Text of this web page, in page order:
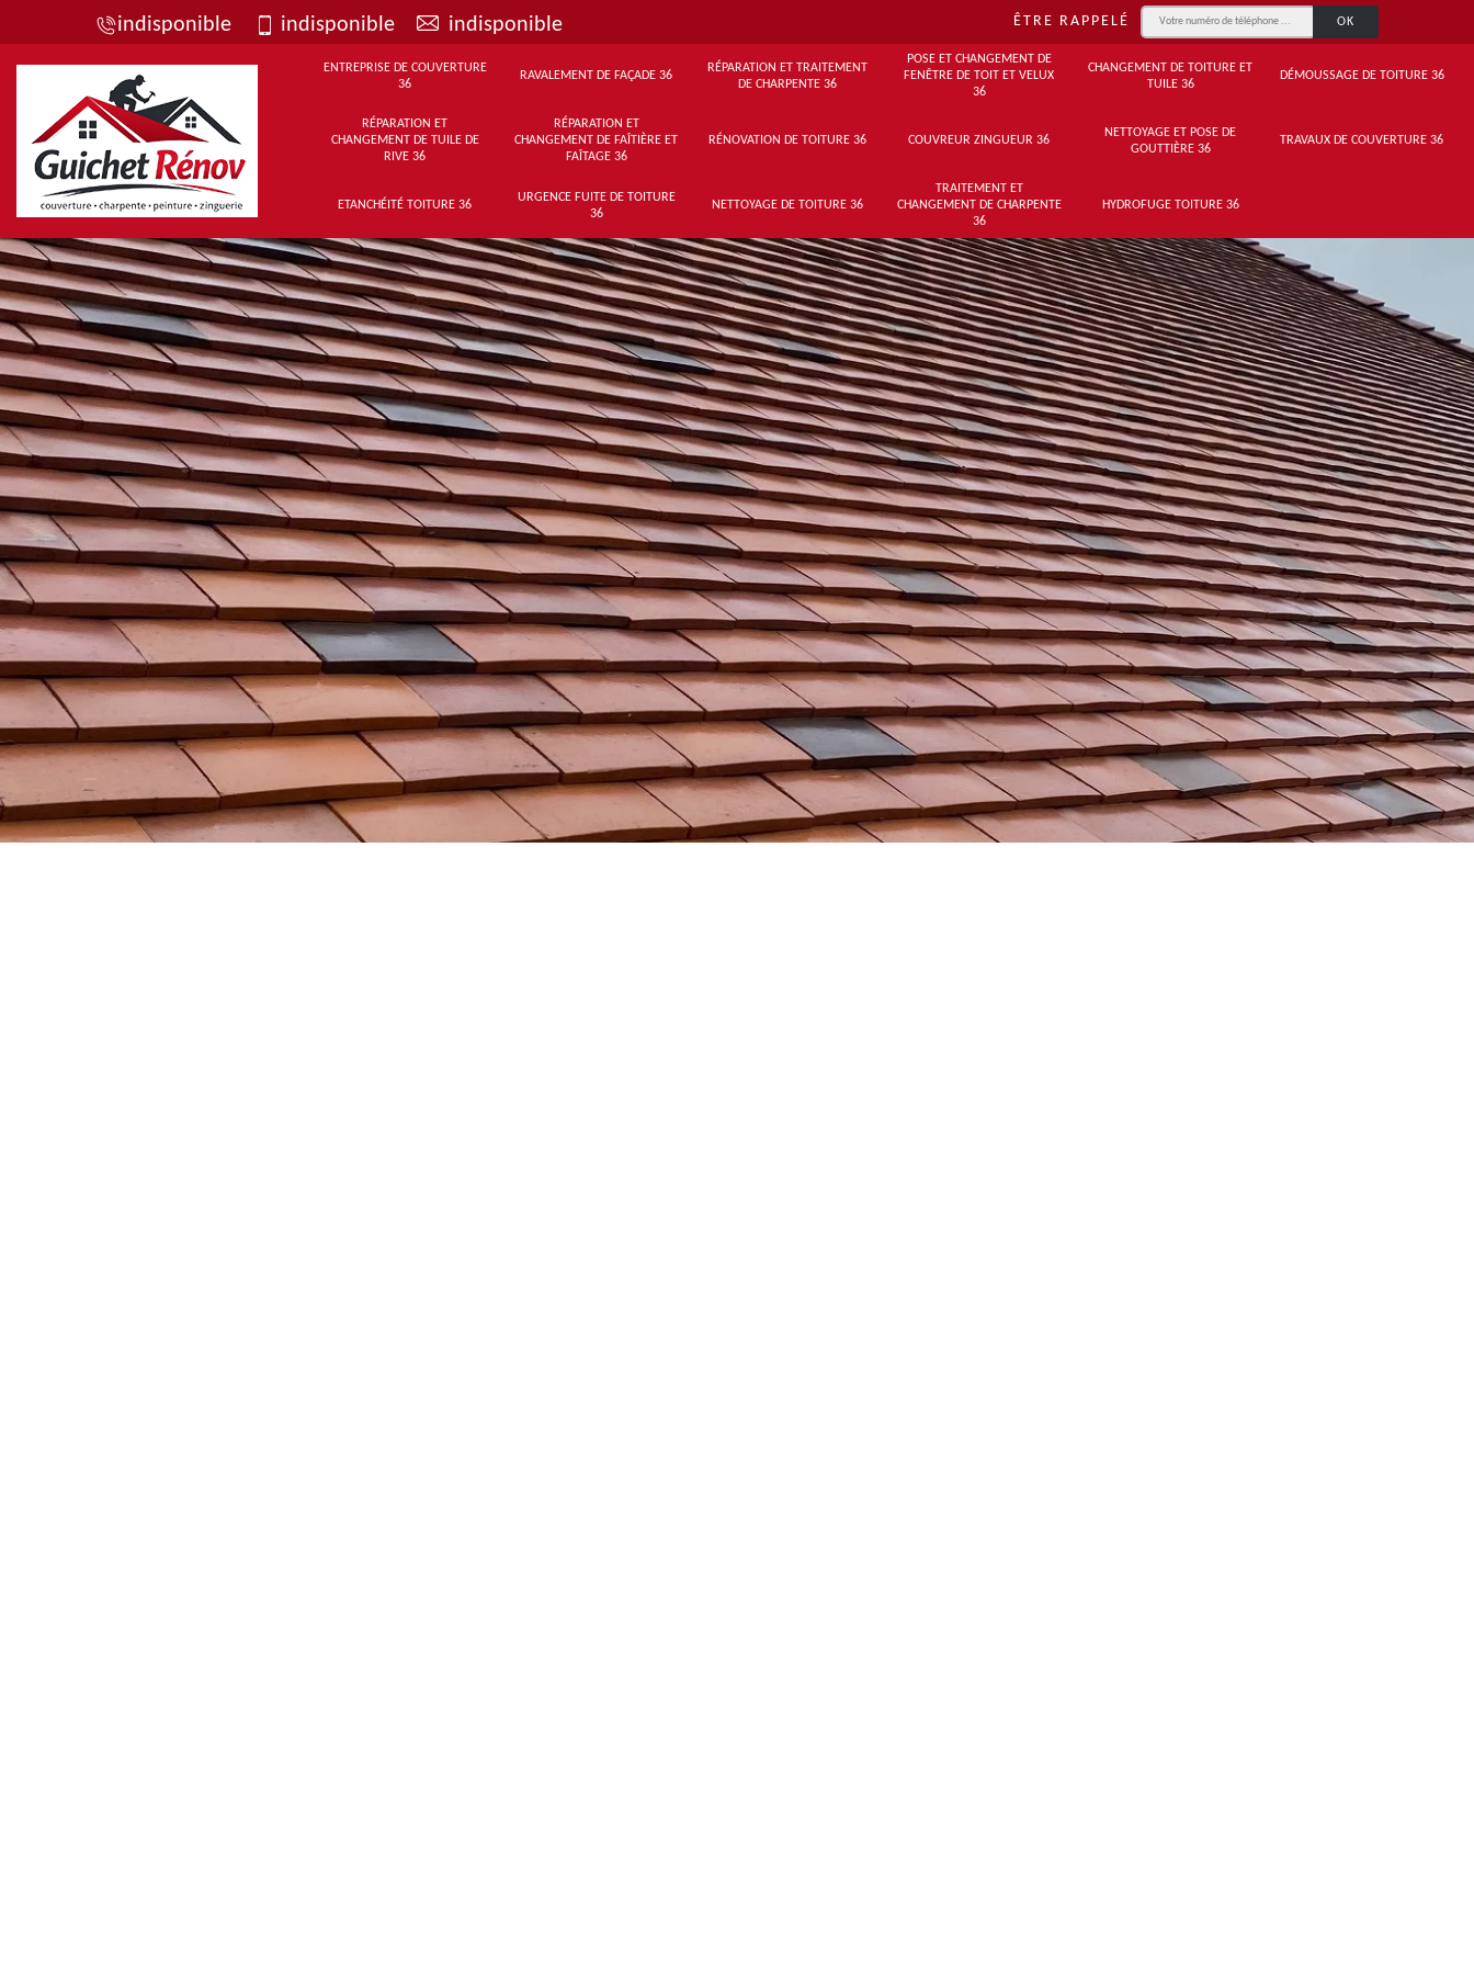
indisponible indisponible indisponible ÊTRE RAPPELÉ
ENTREPRISE DE COUVERTURE
36
RAVALEMENT DE FAÇADE 36
RÉPARATION ET TRAITEMENT
DE CHARPENTE 36
POSE ET CHANGEMENT DE
FENÊTRE DE TOIT ET VELUX
36
CHANGEMENT DE TOITURE ET
TUILE 36
DÉMOUSSAGE DE TOITURE 36
RÉPARATION ET
CHANGEMENT DE TUILE DE
RIVE 36
RÉPARATION ET
CHANGEMENT DE FAÎTIÈRE ET
FAÎTAGE 36
RÉNOVATION DE TOITURE 36 COUVREUR ZINGUEUR 36
NETTOYAGE ET POSE DE
GOUTTIÈRE 36
TRAVAUX DE COUVERTURE 36
ETANCHÉITÉ TOITURE 36
URGENCE FUITE DE TOITURE
36
NETTOYAGE DE TOITURE 36
TRAITEMENT ET
CHANGEMENT DE CHARPENTE
36
HYDROFUGE TOITURE 36